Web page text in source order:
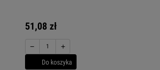
51,08 zł
− +
Do koszyka